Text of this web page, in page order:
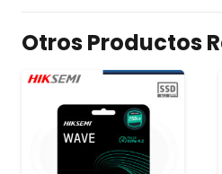
Otros Productos